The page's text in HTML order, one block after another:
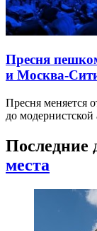
Пресня
и Москва-
Пресня меняется
до
Последние
места